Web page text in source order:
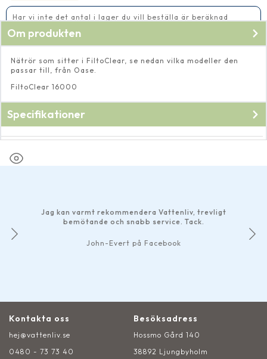
Har vi inte det antal i lager du vill beställa är beräknad
Om produkten
Nätrör som sitter i FiltoClear, se nedan vilka modeller den
passar till, från Oase.
FiltoClear 16000
Specifikationer
Jag kan varmt rekommendera Vattenliv, trevligt
bemötande och snabb service. Tack.
John-Evert på Facebook
Kontakta oss
hej@vattenliv.se
0480 - 73 73 40
Besöksadress
Hossmo Gård 140
38892 Ljungbyholm